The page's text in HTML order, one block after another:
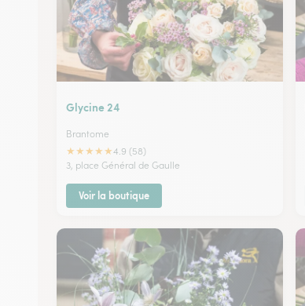
Glycine 24
Brantome
★★★★★4.9 (58)
3, place Général de Gaulle
Voir la boutique